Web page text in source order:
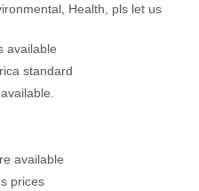
Health, pls let us
available
standard
available
prices